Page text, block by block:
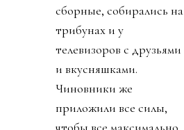
сборные, собирались на
трибунах и у
телевизоров с друзьями
и вкусняшками.
Чиновники же
приложили все силы,